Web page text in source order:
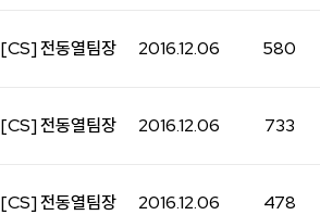
[CS] 전동열팀장 2016.12.06 580
[CS] 전동열팀장 2016.12.06 733
[CS] 전동열팀장 2016.12.06 478